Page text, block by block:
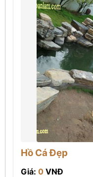
Hồ Cá Đẹp
Giá: 0 VNĐ